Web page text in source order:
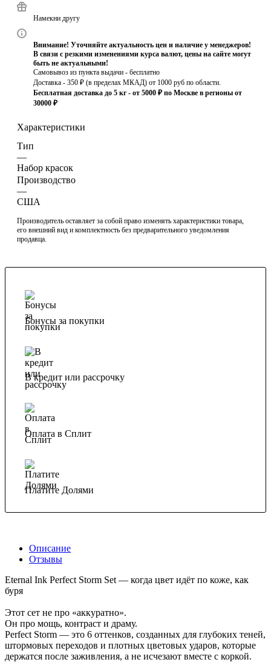
Намекни другу
Внимание! Уточняйте актуальность цен и наличие у менеджеров!
В связи с резкими изменениями курса валют, цены на сайте могут
быть не актуальными!
Самовывоз из пункта выдачи - бесплатно
Доставка - 350 ₽ (в пределах МКАД) от 1000 руб по области.
Бесплатная доставка до 5 кг - от 5000 ₽ по Москве в регионы от
30000 ₽
Характеристики
Тип
—
Набор красок
Производство
—
США
Производитель оставляет за собой право изменять характеристики товара,
его внешний вид и комплектность без предварительного уведомления
продавца.
Бонусы за покупки
В кредит или рассрочку
Оплата в Сплит
Платите Долями
Описание
Отзывы
Eternal Ink Perfect Storm Set — когда цвет идёт по коже, как
буря
Этот сет не про «аккуратно».
Он про мощь, контраст и драму.
Perfect Storm — это 6 оттенков, созданных для глубоких теней,
штормовых переходов и плотных цветовых ударов, которые
держатся после заживления, а не исчезают вместе с коркой.